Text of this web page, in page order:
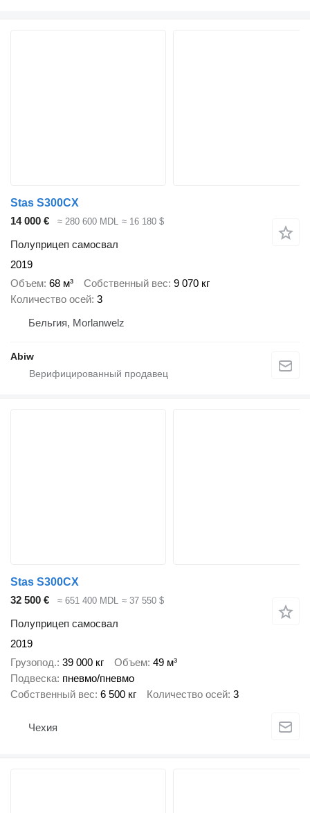
Stas S300CX
14 000 €
≈ 280 600 MDL ≈ 16 180 $
Полуприцеп самосвал
2019
Объем 68 м³ Собственный вес 9 070 кг
Количество осей 3
Бельгия, Morlanwelz
Abiw
Stas S300CX
32 500 €
≈ 651 400 MDL ≈ 37 550 $
Полуприцеп самосвал
2019
Грузопод. 39 000 кг Объем 49 м³
Подвеска пневмо/пневмо
Собственный вес 6 500 кг Количество осей 3
Чехия